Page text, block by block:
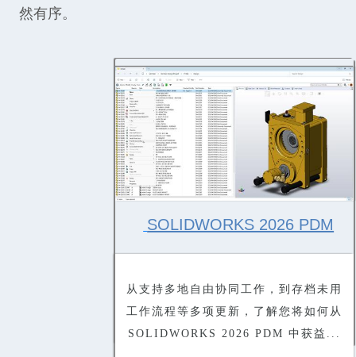
然有序。
SOLIDWORKS 2026 PDM
从支持多地自由协同工作，到存档未用
工作流程等多项更新，了解您将如何从
SOLIDWORKS 2026 PDM 中获益...